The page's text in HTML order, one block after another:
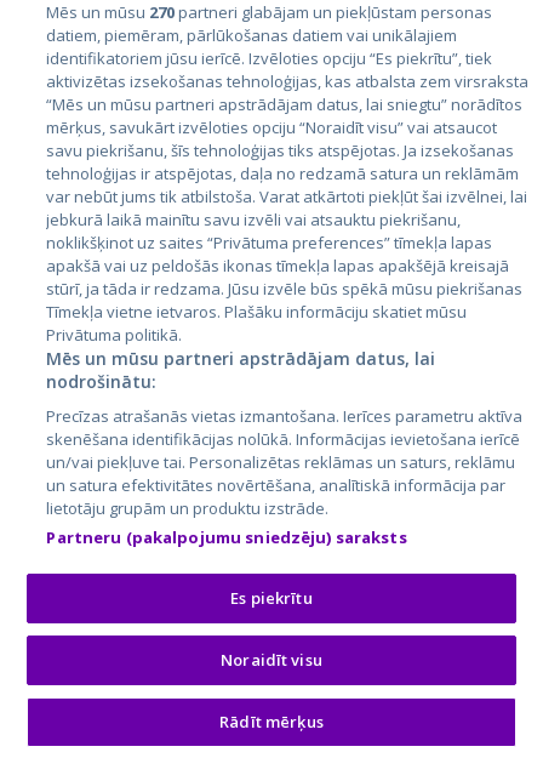
Valstis
Igaunija
Latvija
Lietuva
City24.lv
City24.ee
GetaPro.lv
GetaPro.ee
Skelbiu.lt
Autoplius.lt
Aruodas.lt
CVbankas.lt
Kainos.lt
Paslaugos.lt
auto24.ee
Osta.ee
KuldneBörs.ee
© 2026 GetaPro. Visas tiesības aizsargātas.
Mēs un mūsu 270partneri glabājam un piekļūstam personas
datiem, piemēram, pārlūkošanas datiem vai unikālajiem
identifikatoriem jūsu ierīcē. Izvēloties opciju “Es piekrītu”, tiek
aktivizētas izsekošanas tehnoloģijas, kas atbalsta zem virsraksta
“Mēs un mūsu partneri apstrādājam datus, lai sniegtu” norādītos
mērķus, savukārt izvēloties opciju “Noraidīt visu” vai atsaucot
savu piekrišanu, šīs tehnoloģijas tiks atspējotas. Ja izsekošanas
tehnoloģijas ir atspējotas, daļa no redzamā satura un reklāmām
var nebūt jums tik atbilstoša. Varat atkārtoti piekļūt šai izvēlnei, lai
jebkurā laikā mainītu savu izvēli vai atsauktu piekrišanu,
noklikšķinot uz saites “Privātuma preferences” tīmekļa lapas
apakšā vai uz peldošās ikonas tīmekļa lapas apakšējā kreisajā
stūrī, ja tāda ir redzama. Jūsu izvēle būs spēkā mūsu piekrišanas
Tīmekļa vietne ietvaros. Plašāku informāciju skatiet mūsu
Privātuma politikā.
Mēs un mūsu partneri apstrādājam datus, lai
nodrošinātu:
Precīzas atrašanās vietas izmantošana. Ierīces parametru aktīva
skenēšana identifikācijas nolūkā. Informācijas ievietošana ierīcē
un/vai piekļuve tai. Personalizētas reklāmas un saturs, reklāmu
un satura efektivitātes novērtēšana, analītiskā informācija par
lietotāju grupām un produktu izstrāde.
Partneru (pakalpojumu sniedzēju) saraksts
Es piekrītu
Noraidīt visu
Rādīt mērķus